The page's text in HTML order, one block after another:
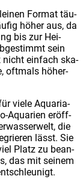
For­mat täu­
höher aus, da
bis zur Hei­
sein
nicht ein­fach ska­
oft­mals höher­
vie­le Aqua­ria­
Aqua­ri­en eröff­
die
lässt. Sie
Platz zu bean­
das mit sei­nem